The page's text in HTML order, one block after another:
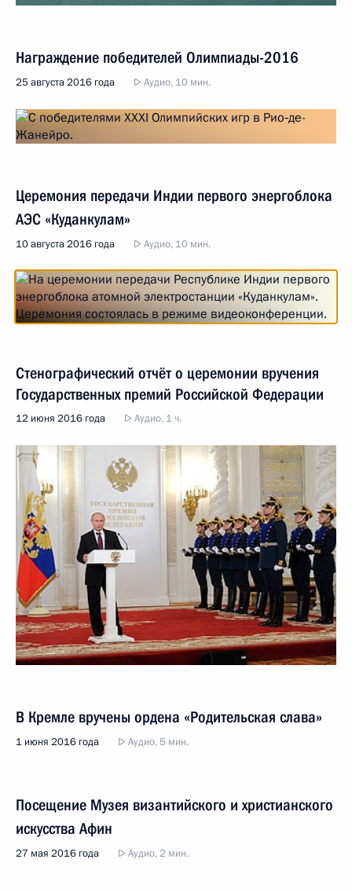
Награждение победителей Олимпиады-2016
25 августа 2016 года Аудио, 10 мин.
Церемония передачи Индии первого энергоблока
АЭС «Куданкулам»
10 августа 2016 года Аудио, 10 мин.
Стенографический отчёт о церемонии вручения
Государственных премий Российской Федерации
12 июня 2016 года Аудио, 1 ч.
В Кремле вручены ордена «Родительская слава»
1 июня 2016 года Аудио, 5 мин.
Посещение Музея византийского и христианского
искусства Афин
27 мая 2016 года Аудио, 2 мин.